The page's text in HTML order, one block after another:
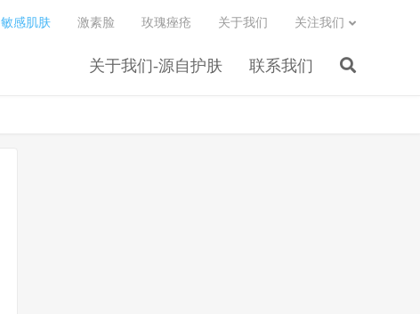
关于我们-源自护肤 联系我们
敏感肌肤 激素脸 玫瑰痤疮 关于我们 关注我们